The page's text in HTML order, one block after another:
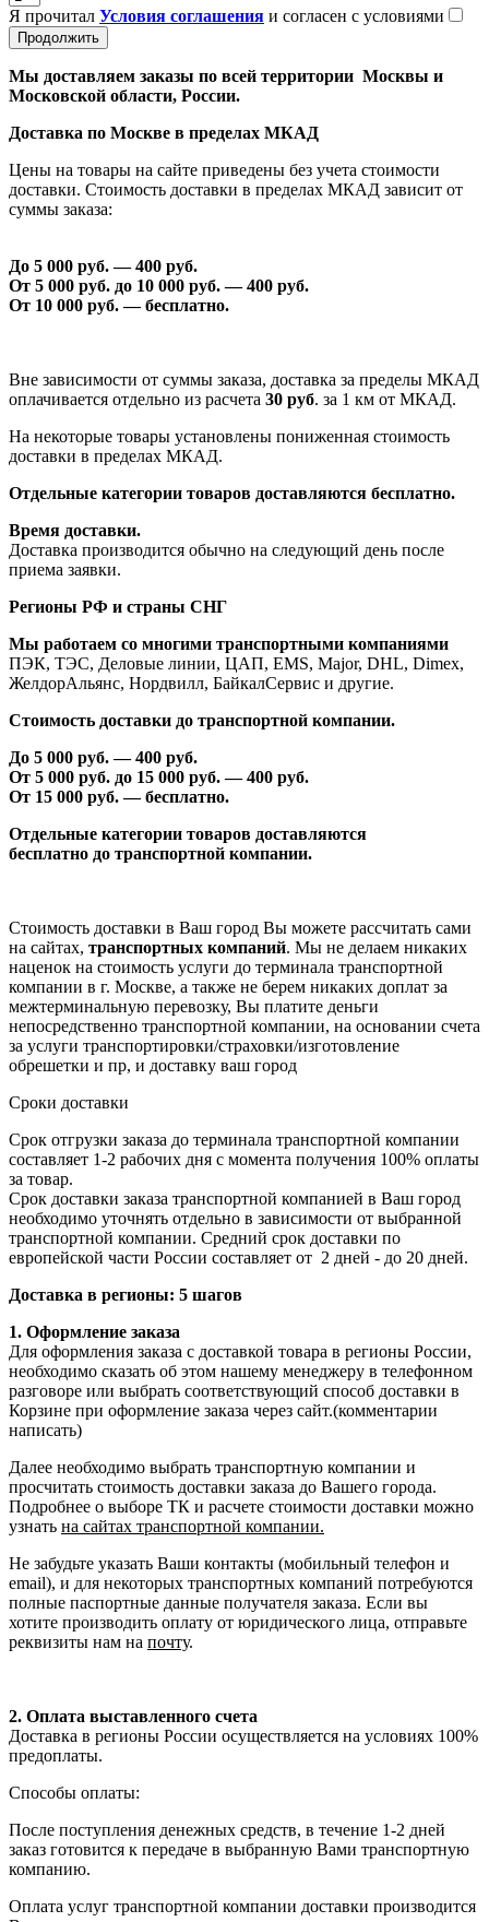
Я прочитал Условия соглашения и согласен с условиями
Продолжить
Мы доставляем заказы по всей территории Москвы и
Московской области, России.
Доставка по Москве в пределах МКАД
Цены на товары на сайте приведены без учета стоимости
доставки. Стоимость доставки в пределах МКАД зависит от
суммы заказа:
До 5 000 руб. —400 руб.
От 5 000 руб. до 10 000 руб. —400 руб.
От 10 000 руб. — бесплатно.
Вне зависимости от суммы заказа, доставка за пределы МКАД
оплачивается отдельно из расчета 30 руб. за 1 км от МКАД.
На некоторые товары установлены пониженная стоимость
доставки в пределах МКАД.
Отдельные категории товаров доставляются бесплатно.
Время доставки.
Доставка производится обычно на следующий день после
приема заявки.
Регионы РФ и страны СНГ
Мы работаем со многими транспортными компаниями
ПЭК, ТЭС, Деловые линии, ЦАП, EMS, Major, DHL, Dimex,
ЖелдорАльянс, Нордвилл, БайкалСервис и другие.
Стоимость доставки до транспортной компании.
До 5 000 руб. —400 руб.
От 5 000 руб. до 15 000 руб. —400 руб.
От 15 000 руб. — бесплатно.
Отдельные категории товаров доставляются
бесплатно до транспортной компании.
Стоимость доставки в Ваш город Вы можете рассчитать сами
на сайтах, транспортных компаний. Мы не делаем никаких
наценок на стоимость услуги до терминала транспортной
компании в г. Москве, а также не берем никаких доплат за
межтерминальную перевозку, Вы платите деньги
непосредственно транспортной компании, на основании счета
за услуги транспортировки/страховки/изготовление
обрешетки и пр, и доставку ваш город
Сроки доставки
Срок отгрузки заказа до терминала транспортной компании
составляет 1-2 рабочих дня с момента получения 100% оплаты
за товар.
Срок доставки заказа транспортной компанией в Ваш город
необходимо уточнять отдельно в зависимости от выбранной
транспортной компании. Средний срок доставки по
европейской части России составляет от 2 дней - до 20 дней.
Доставка в регионы: 5 шагов
1. Оформление заказа
Для оформления заказа с доставкой товара в регионы России,
необходимо сказать об этом нашему менеджеру в телефонном
разговоре или выбрать соответствующий способ доставки в
Корзине при оформление заказа через сайт.(комментарии
написать)
Далее необходимо выбрать транспортную компании и
просчитать стоимость доставки заказа до Вашего города.
Подробнее о выборе ТК и расчете стоимости доставки можно
узнать на сайтах транспортной компании.
Не забудьте указать Ваши контакты (мобильный телефон и
email), и для некоторых транспортных компаний потребуются
полные паспортные данные получателя заказа. Если вы
хотите производить оплату от юридического лица, отправьте
реквизиты нам на почту.
2. Оплата выставленного счета
Доставка в регионы России осуществляется на условиях 100%
предоплаты.
Способы оплаты:
После поступления денежных средств, в течение 1-2 дней
заказ готовится к передаче в выбранную Вами транспортную
компанию.
Оплата услуг транспортной компании доставки производится